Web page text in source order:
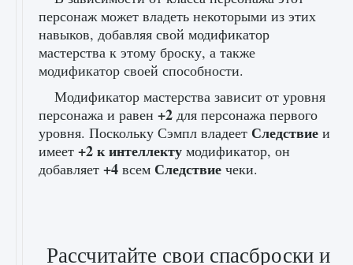
персонаж может владеть некоторыми из этих
навыков, добавляя свой модификатор
мастерства к этому броску, а также
модификатор своей способности.
Модификатор мастерства зависит от уровня
персонажа и равен +2 для персонажа первого
уровня. Поскольку Сэмпл владеет Следствие и
имеет +2 к интеллекту модификатор, он
добавляет +4 всем Следствие чеки.
Рассчитайте свои спасброски и